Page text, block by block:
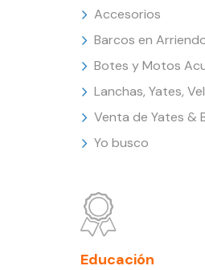
Accesorios
Barcos en
Botes y Motos
Lanchas, Yates,
Venta de Yates &
Yo busco
Educación